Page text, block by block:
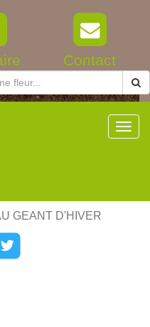
Contact
GEANT D'HIVER